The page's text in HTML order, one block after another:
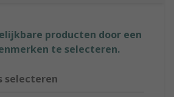
producten door een
te selecteren.
selecteren